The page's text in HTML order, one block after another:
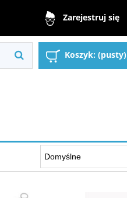
Zarejestruj się
Koszyk: (pusty)